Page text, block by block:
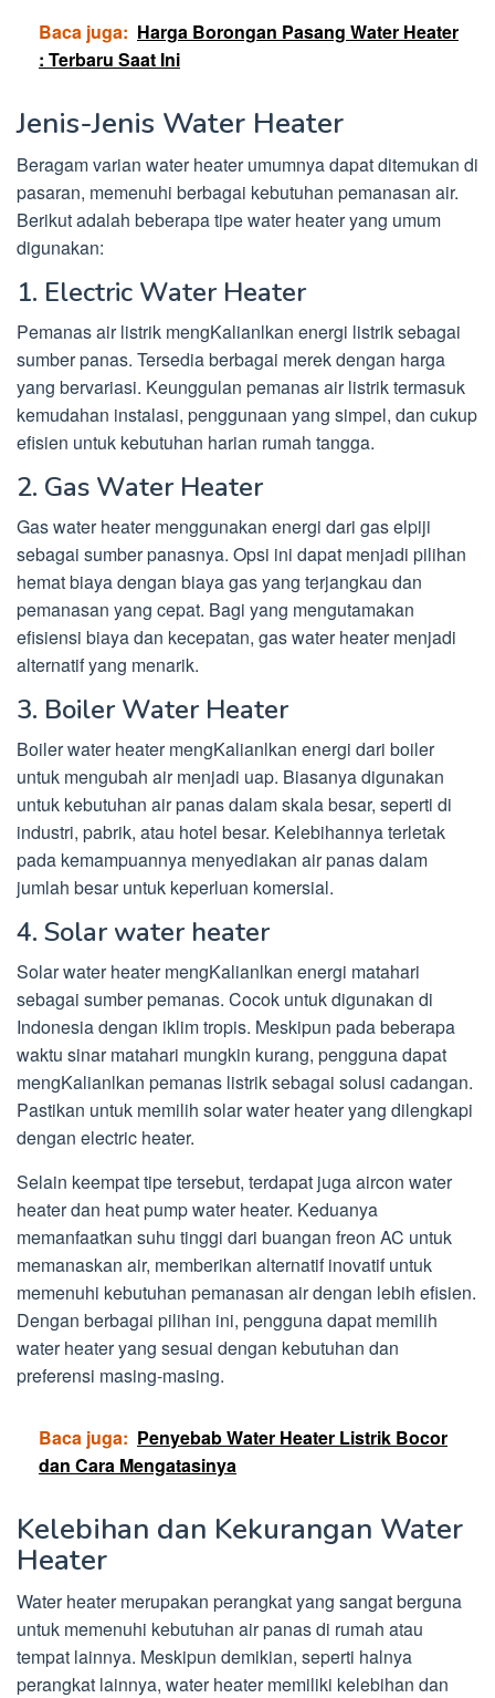
Baca juga: Harga Borongan Pasang Water Heater
: Terbaru Saat Ini
Jenis-Jenis Water Heater
Beragam varian water heater umumnya dapat ditemukan di
pasaran, memenuhi berbagai kebutuhan pemanasan air.
Berikut adalah beberapa tipe water heater yang umum
digunakan:
1. Electric Water Heater
Pemanas air listrik mengKalianlkan energi listrik sebagai
sumber panas. Tersedia berbagai merek dengan harga
yang bervariasi. Keunggulan pemanas air listrik termasuk
kemudahan instalasi, penggunaan yang simpel, dan cukup
efisien untuk kebutuhan harian rumah tangga.
2. Gas Water Heater
Gas water heater menggunakan energi dari gas elpiji
sebagai sumber panasnya. Opsi ini dapat menjadi pilihan
hemat biaya dengan biaya gas yang terjangkau dan
pemanasan yang cepat. Bagi yang mengutamakan
efisiensi biaya dan kecepatan, gas water heater menjadi
alternatif yang menarik.
3. Boiler Water Heater
Boiler water heater mengKalianlkan energi dari boiler
untuk mengubah air menjadi uap. Biasanya digunakan
untuk kebutuhan air panas dalam skala besar, seperti di
industri, pabrik, atau hotel besar. Kelebihannya terletak
pada kemampuannya menyediakan air panas dalam
jumlah besar untuk keperluan komersial.
4. Solar water heater
Solar water heater mengKalianlkan energi matahari
sebagai sumber pemanas. Cocok untuk digunakan di
Indonesia dengan iklim tropis. Meskipun pada beberapa
waktu sinar matahari mungkin kurang, pengguna dapat
mengKalianlkan pemanas listrik sebagai solusi cadangan.
Pastikan untuk memilih solar water heater yang dilengkapi
dengan electric heater.
Selain keempat tipe tersebut, terdapat juga aircon water
heater dan heat pump water heater. Keduanya
memanfaatkan suhu tinggi dari buangan freon AC untuk
memanaskan air, memberikan alternatif inovatif untuk
memenuhi kebutuhan pemanasan air dengan lebih efisien.
Dengan berbagai pilihan ini, pengguna dapat memilih
water heater yang sesuai dengan kebutuhan dan
preferensi masing-masing.
Baca juga: Penyebab Water Heater Listrik Bocor
dan Cara Mengatasinya
Kelebihan dan Kekurangan Water
Heater
Water heater merupakan perangkat yang sangat berguna
untuk memenuhi kebutuhan air panas di rumah atau
tempat lainnya. Meskipun demikian, seperti halnya
perangkat lainnya, water heater memiliki kelebihan dan